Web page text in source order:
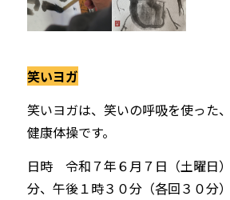
笑いヨガ
笑いヨガは、笑いの呼吸を使った
健康体操です。
日時 令和７年６月７日（土曜日
分、午後１時３０分（各回３０分）